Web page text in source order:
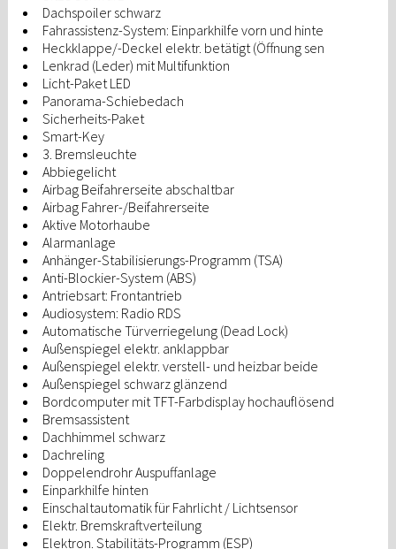
Dachspoiler schwarz
Fahrassistenz-System: Einparkhilfe vorn und hinte
Heckklappe/-Deckel elektr. betätigt (Öffnung sen
Lenkrad (Leder) mit Multifunktion
Licht-Paket LED
Panorama-Schiebedach
Sicherheits-Paket
Smart-Key
3. Bremsleuchte
Abbiegelicht
Airbag Beifahrerseite abschaltbar
Airbag Fahrer-/Beifahrerseite
Aktive Motorhaube
Alarmanlage
Anhänger-Stabilisierungs-Programm (TSA)
Anti-Blockier-System (ABS)
Antriebsart: Frontantrieb
Audiosystem: Radio RDS
Automatische Türverriegelung (Dead Lock)
Außenspiegel elektr. anklappbar
Außenspiegel elektr. verstell- und heizbar beide
Außenspiegel schwarz glänzend
Bordcomputer mit TFT-Farbdisplay hochauflösend
Bremsassistent
Dachhimmel schwarz
Dachreling
Doppelendrohr Auspuffanlage
Einparkhilfe hinten
Einschaltautomatik für Fahrlicht / Lichtsensor
Elektr. Bremskraftverteilung
Elektron. Stabilitäts-Programm (ESP)